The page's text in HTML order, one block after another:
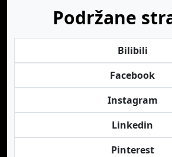
Podržane
Bilibili
Facebook
Instagram
Linkedin
Pinterest